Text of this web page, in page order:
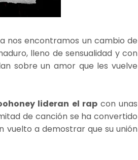
nos encontramos un cambio de
lleno de sensualidad y con
sobre un amor que les vuelve
lideran el rapcon unas
de canción se ha convertido
vuelto a demostrar que su unión